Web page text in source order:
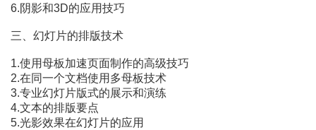
6.阴影和3D的应用技巧
三、幻灯片的排版技术
1.使用母板加速页面制作的高级技巧
2.在同一个文档使用多母板技术
3.专业幻灯片版式的展示和演练
4.文本的排版要点
5.光影效果在幻灯片的应用